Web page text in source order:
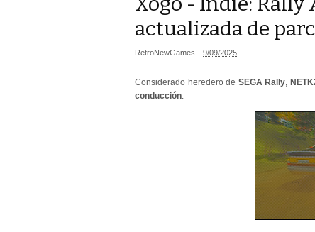
actualizada de
9/09/2025
RetroNewGames
Considerado heredero de SEGA Rally
conducción